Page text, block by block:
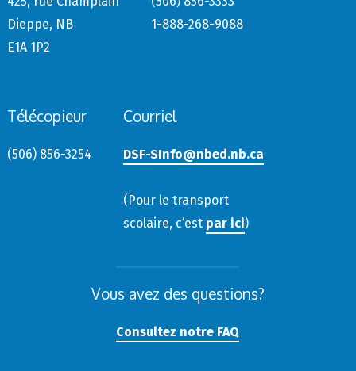
Dieppe, NB
E1A 1P2
1-888-268-9088
Télécopieur
(506) 856-3254
Courriel
DSF-SInfo@nbed.nb.ca
(Pour le transport
scolaire, c’est par ici)
Vous avez des questions?
Consultez notre FAQ